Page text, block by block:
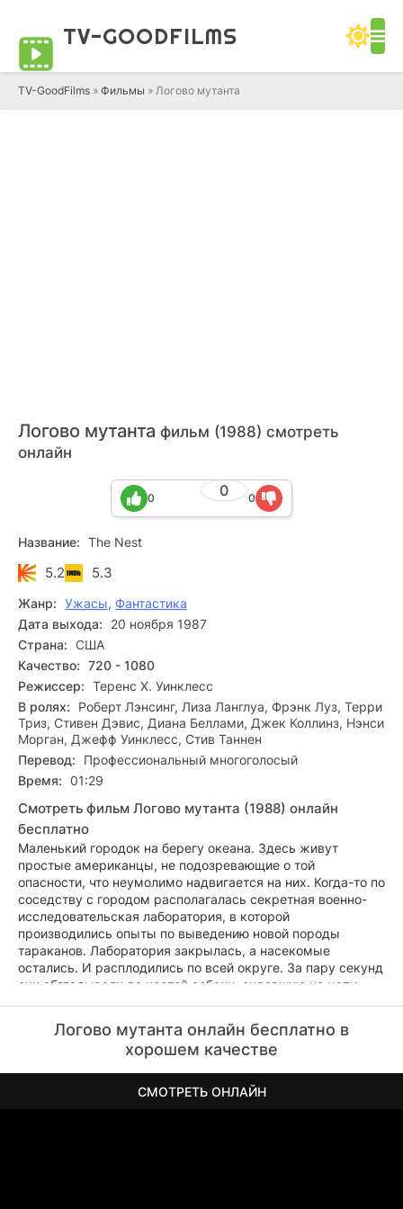
TV-GOODFILMS
TV-GoodFilms » Фильмы » Логово мутанта
Логово мутанта фильм (1988) смотреть
онлайн
0
0 0
Название: The Nest
5.2 5.3
Жанр: Ужасы, Фантастика
Дата выхода:
20 ноября 1987
Страна: США
Качество: 720 - 1080
Режиссер: Теренс Х. Уинклесс
В ролях:
Роберт Лэнсинг, Лиза Ланглуа, Фрэнк Луз, Терри
Триз, Стивен Дэвис, Диана Беллами, Джек Коллинз, Нэнси
Морган, Джефф Уинклесс, Стив Таннен
Перевод:
Профессиональный многоголосый
Время: 01:29
Смотреть фильм Логово мутанта (1988) онлайн
бесплатно
Маленький городок на берегу океана. Здесь живут
простые американцы, не подозревающие о той
опасности, что неумолимо надвигается на них. Когда-то по
соседству с городом располагалась секретная военно-
исследовательская лаборатория, в которой
производились опыты по выведению новой породы
тараканов. Лаборатория закрылась, а насекомые
остались. И расплодились по всей округе. За пару секунд
они обгладывали до костей собаку, сидевшую на цепи.
пути. Тараканы были не простыми: они обожали живую
плоть... Да к тому же и обладали замечательной
склонностью к мутации... Стоял маленький городок на
берегу океана. Здесь жили простые американцы...
Логово мутанта онлайн бесплатно в
хорошем качестве
СМОТРЕТЬ ОНЛАЙН